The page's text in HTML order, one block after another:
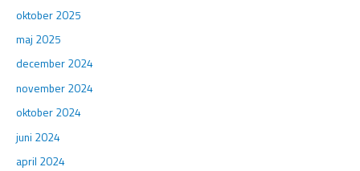
oktober 2025
maj 2025
december 2024
november 2024
oktober 2024
juni 2024
april 2024